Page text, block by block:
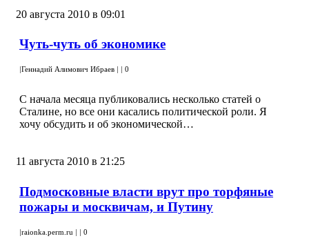
20 августа 2010 в 09:01
Чуть-чуть об экономике
|Геннадий Алимович Ибраев | | 0
С начала месяца публиковались несколько статей о
Сталине, но все они касались политической роли. Я
хочу обсудить и об экономической…
11 августа 2010 в 21:25
Подмосковные власти врут про торфяные
пожары и москвичам, и Путину
|raionka.perm.ru | | 0